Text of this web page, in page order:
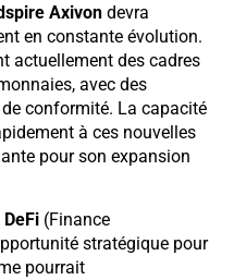
Axivon devra
en constante évolution.
actuellement des cadres
avec des
conformité. La capacité
à ces nouvelles
pour son expansion
(Finance
stratégique pour
pourrait